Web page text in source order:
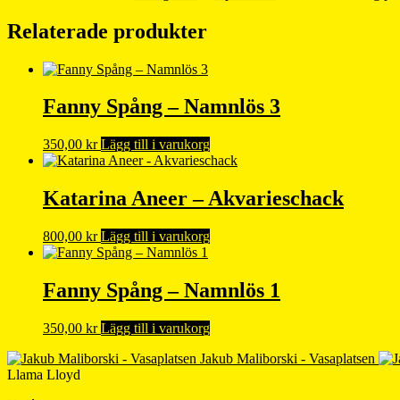
Relaterade produkter
Fanny Spång – Namnlös 3
350,00 kr Lägg till i varukorg
Katarina Aneer – Akvarieschack
800,00 kr Lägg till i varukorg
Fanny Spång – Namnlös 1
350,00 kr Lägg till i varukorg
Jakub Maliborski - Vasaplatsen
Llama Lloyd